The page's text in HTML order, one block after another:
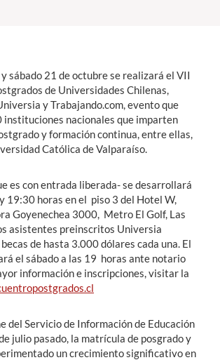
sábado 21 de octubre se realizará el VII
de Universidades Chilenas,
y Trabajando.com, evento que
instituciones nacionales que imparten
y formación continua, entre ellas,
Católica de Valparaíso.
es con entrada liberada- se desarrollará
19:30 horas en el piso 3 del Hotel W,
Goyenechea 3000, Metro El Golf, Las
asistentes preinscritos Universia
de hasta 3.000 dólares cada una. El
el sábado a las 19 horas ante notario
información e inscripciones, visitar la
del Servicio de Información de Educación
julio pasado, la matrícula de posgrado y
un crecimiento significativo en